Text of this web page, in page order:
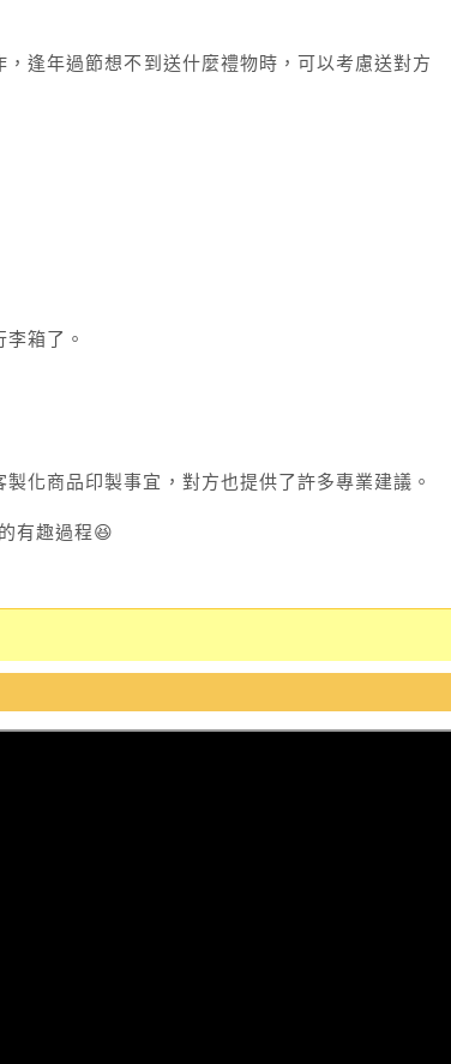
逢年過節想不到送什麼禮物時，可以考慮送對方
箱了。
化商品印製事宜，對方也提供了許多專業建議。
有趣過程😆